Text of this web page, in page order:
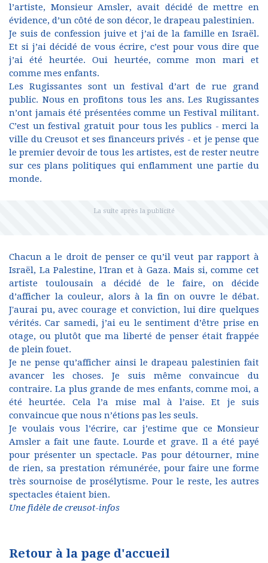
l’artiste, Monsieur Amsler, avait décidé de mettre en
évidence, d’un côté de son décor, le drapeau palestinien.
Je suis de confession juive et j’ai de la famille en Israël.
Et si j’ai décidé de vous écrire, c’est pour vous dire que
j’ai été heurtée. Oui heurtée, comme mon mari et
comme mes enfants.
Les Rugissantes sont un festival d’art de rue grand
public. Nous en profitons tous les ans. Les Rugissantes
n’ont jamais été présentées comme un Festival militant.
C’est un festival gratuit pour tous les publics - merci la
ville du Creusot et ses financeurs privés - et je pense que
le premier devoir de tous les artistes, est de rester neutre
sur ces plans politiques qui enflamment une partie du
monde.
Chacun a le droit de penser ce qu’il veut par rapport à
Israël, La Palestine, l'Iran et à Gaza. Mais si, comme cet
artiste toulousain a décidé de le faire, on décide
d’afficher la couleur, alors à la fin on ouvre le débat.
J'aurai pu, avec courage et conviction, lui dire quelques
vérités. Car samedi, j’ai eu le sentiment d’être prise en
otage, ou plutôt que ma liberté de penser était frappée
de plein fouet.
Je ne pense qu’afficher ainsi le drapeau palestinien fait
avancer les choses. Je suis même convaincue du
contraire. La plus grande de mes enfants, comme moi, a
été heurtée. Cela l’a mise mal à l’aise. Et je suis
convaincue que nous n’étions pas les seuls.
Je voulais vous l’écrire, car j’estime que ce Monsieur
Amsler a fait une faute. Lourde et grave. Il a été payé
pour présenter un spectacle. Pas pour détourner, mine
de rien, sa prestation rémunérée, pour faire une forme
très sournoise de prosélytisme. Pour le reste, les autres
spectacles étaient bien.
Une fidèle de creusot-infos
Retour à la page d'accueil